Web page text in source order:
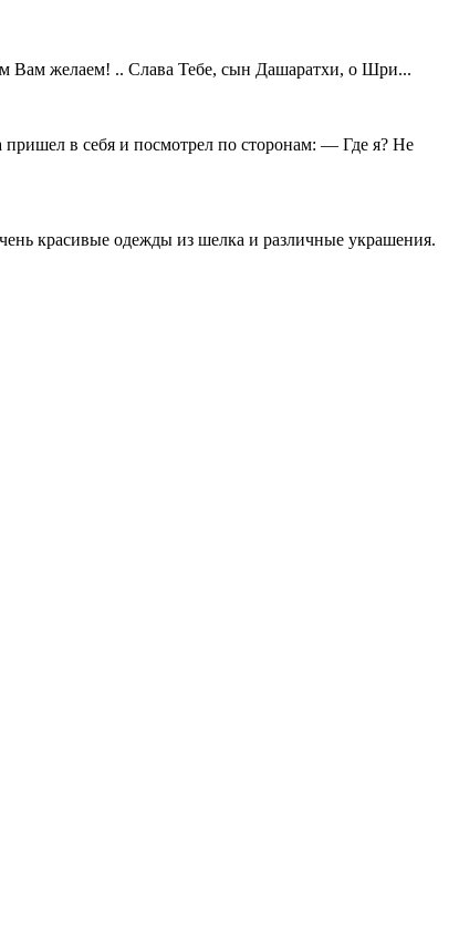
Вам желаем! .. Слава Тебе, сын Дашаратхи, о Шри...
в себя и посмотрел по сторонам: — Где я? Не
красивые одежды из шелка и различные украшения.